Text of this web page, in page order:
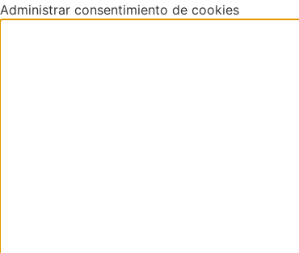
Administrar consentimiento de cookies